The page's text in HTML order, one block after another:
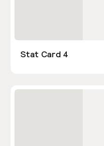
Stat Card 4